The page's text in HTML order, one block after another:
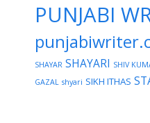
PUNJABI
SHAYAR SHAYARI SHIV
GAZAL shyari SIKH ITHAS